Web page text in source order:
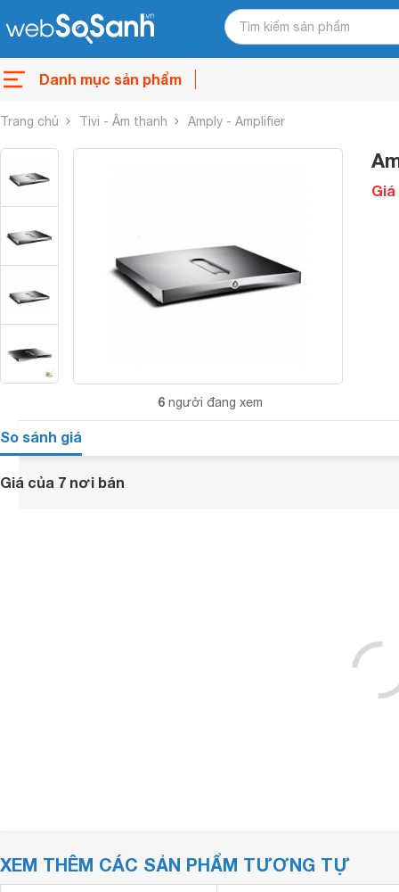
Danh mục sản phẩm
Trang chủ Tivi - Âm thanh Amply - Amplifier
6 người đang xem
Giá
So sánh giá
Giá của 7 nơi bán
XEM THÊM CÁC SẢN PHẨM TƯƠNG TỰ